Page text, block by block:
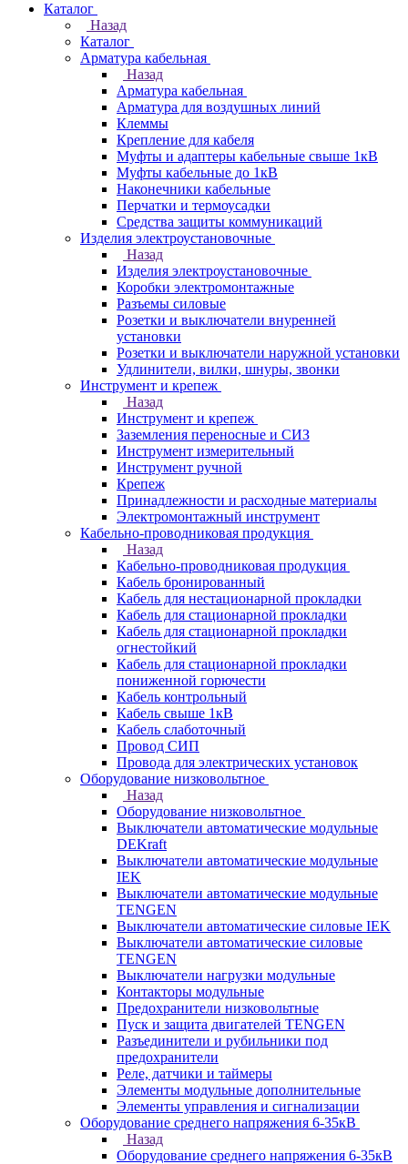
Каталог
Назад
Каталог
Арматура кабельная
Назад
Арматура кабельная
Арматура для воздушных линий
Клеммы
Крепление для кабеля
Муфты и адаптеры кабельные свыше 1кВ
Муфты кабельные до 1кВ
Наконечники кабельные
Перчатки и термоусадки
Средства защиты коммуникаций
Изделия электроустановочные
Назад
Изделия электроустановочные
Коробки электромонтажные
Разъемы силовые
Розетки и выключатели внуренней
установки
Розетки и выключатели наружной установки
Удлинители, вилки, шнуры, звонки
Инструмент и крепеж
Назад
Инструмент и крепеж
Заземления переносные и СИЗ
Инструмент измерительный
Инструмент ручной
Крепеж
Принадлежности и расходные материалы
Электромонтажный инструмент
Кабельно-проводниковая продукция
Назад
Кабельно-проводниковая продукция
Кабель бронированный
Кабель для нестационарной прокладки
Кабель для стационарной прокладки
Кабель для стационарной прокладки
огнестойкий
Кабель для стационарной прокладки
пониженной горючести
Кабель контрольный
Кабель свыше 1кВ
Кабель слаботочный
Провод СИП
Провода для электрических установок
Оборудование низковольтное
Назад
Оборудование низковольтное
Выключатели автоматические модульные
DEKraft
Выключатели автоматические модульные
IEK
Выключатели автоматические модульные
TENGEN
Выключатели автоматические силовые IEK
Выключатели автоматические силовые
TENGEN
Выключатели нагрузки модульные
Контакторы модульные
Предохранители низковольтные
Пуск и защита двигателей TENGEN
Разъединители и рубильники под
предохранители
Реле, датчики и таймеры
Элементы модульные дополнительные
Элементы управления и сигнализации
Оборудование среднего напряжения 6-35кВ
Назад
Оборудование среднего напряжения 6-35кВ